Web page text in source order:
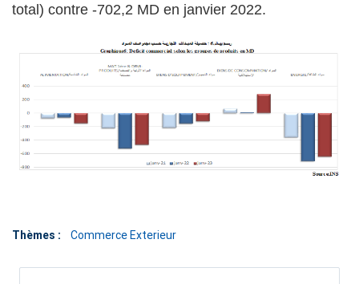
total) contre -702,2 MD en janvier 2022.
Thèmes : Commerce Exterieur